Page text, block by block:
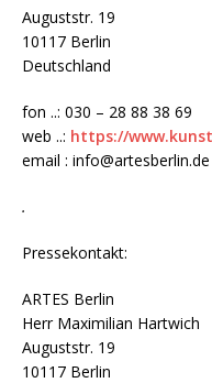
Auguststr. 19
10117 Berlin
Deutschland
fon ..: 030 – 28 88 38 69
web ..: https://
email : info@artesberlin.de
.
Pressekontakt:
ARTES Berlin
Herr Maximilian Hartwich
Auguststr. 19
10117 Berlin